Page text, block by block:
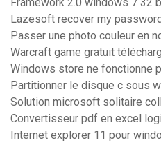
Framework 2.0 windows 7 32
Lazesoft recover my
Passer une photo couleur en
Warcraft game gratuit
Windows store ne fonctionne
Partitionner le disque c sous
Solution microsoft solitaire
Convertisseur pdf en excel
Internet explorer 11 pour